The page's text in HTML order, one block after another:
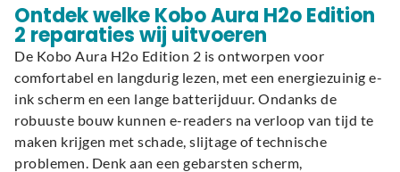
Ontdek welke Kobo Aura H2o Edition
2 reparaties wij uitvoeren
De Kobo Aura H2o Edition 2 is ontworpen voor
comfortabel en langdurig lezen, met een energiezuinig e-
ink scherm en een lange batterijduur. Ondanks de
robuuste bouw kunnen e-readers na verloop van tijd te
maken krijgen met schade, slijtage of technische
problemen. Denk aan een gebarsten scherm,